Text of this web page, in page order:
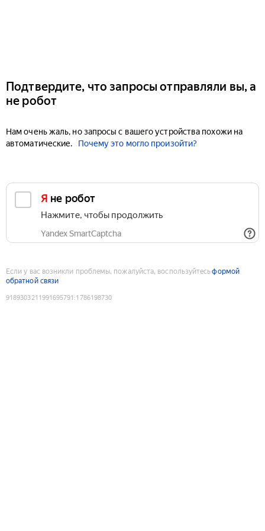
Подтвердите, что запросы отправляли вы, а
не робот
Нам очень жаль, но запросы с вашего устройства похожи на
автоматические.
Почему это могло произойти?
Я не робот
Нажмите, чтобы продолжить
Yandex SmartCaptcha
Если у вас возникли проблемы, пожалуйста, воспользуйтесьформой
обратной связи
9189303211991695791 :1786198730